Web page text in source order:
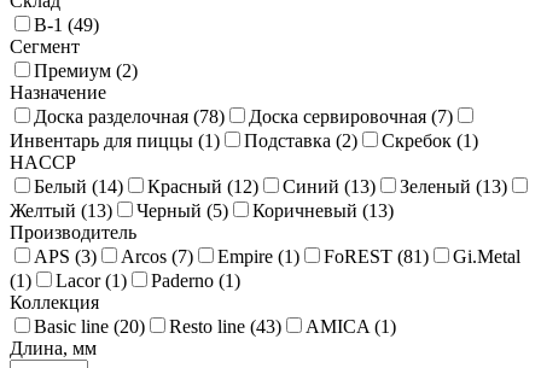
В-1 (49)
Сегмент
Премиум (2)
Назначение
Доска разделочная (78) Доска сервировочная (7)
Инвентарь для пиццы (1) Подставка (2) Скребок (1)
HACCP
Белый (14) Красный (12) Синий (13) Зеленый (13)
Желтый (13) Черный (5) Коричневый (13)
Производитель
APS (3) Arcos (7) Empire (1) FoREST (81)
Gi.Metal
(1) Lacor (1) Paderno (1)
Коллекция
Basic line (20) Resto line (43) AMICA (1)
Длина, мм